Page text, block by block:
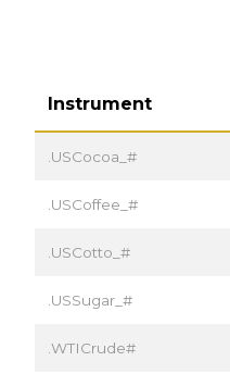
Instrument
.USCocoa_#
.USCoffee_#
.USCotto_#
.USSugar_#
.WTICrude#